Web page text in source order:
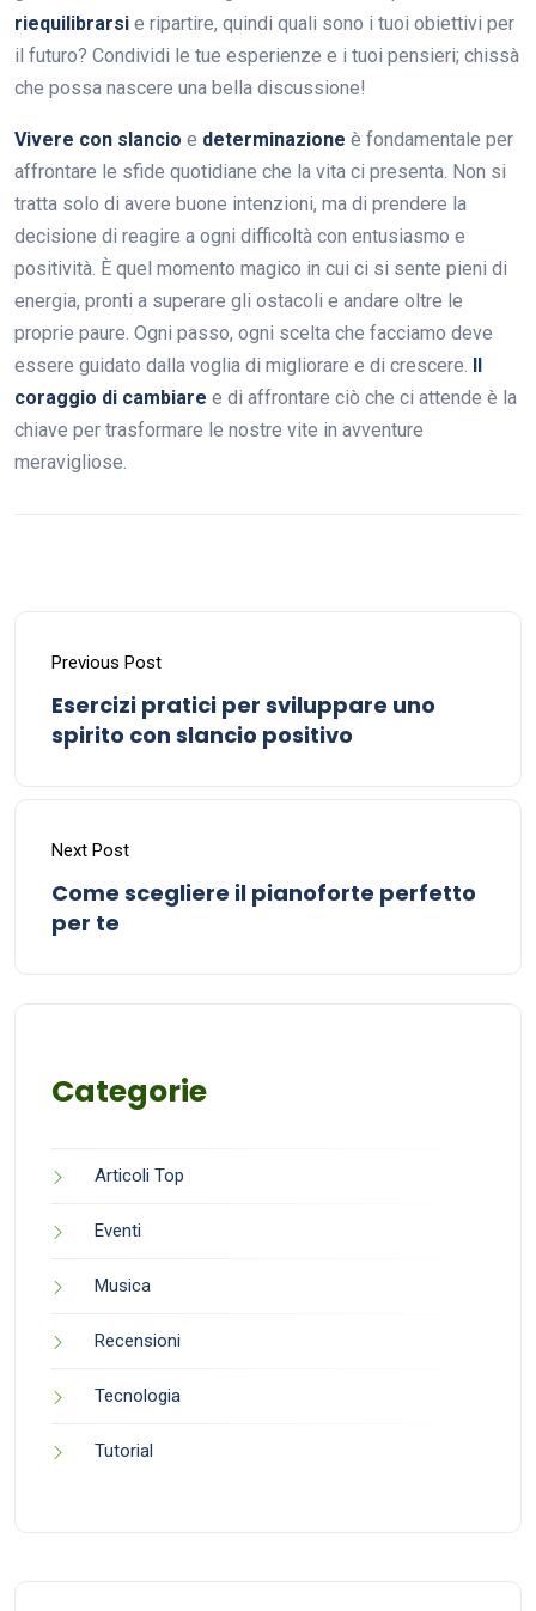
riequilibrarsi e ripartire, quindi quali sono i tuoi obiettivi per
il futuro? Condividi le tue esperienze e i tuoi pensieri; chissà
che possa nascere una bella discussione!
Vivere con slancio e determinazione è fondamentale per
affrontare le sfide quotidiane che la vita ci presenta. Non si
tratta solo di avere buone intenzioni, ma di prendere la
decisione di reagire a ogni difficoltà con entusiasmo e
positività. È quel momento magico in cui ci si sente pieni di
energia, pronti a superare gli ostacoli e andare oltre le
proprie paure. Ogni passo, ogni scelta che facciamo deve
essere guidato dalla voglia di migliorare e di crescere.
coraggio di cambiare e di affrontare ciò che ci attende è la
chiave per trasformare le nostre vite in avventure
meravigliose.
Previous Post
Esercizi pratici per sviluppare uno
spirito con slancio positivo
Next Post
Come scegliere il pianoforte perfetto
per te
Categorie
Articoli Top
Eventi
Musica
Recensioni
Tecnologia
Tutorial